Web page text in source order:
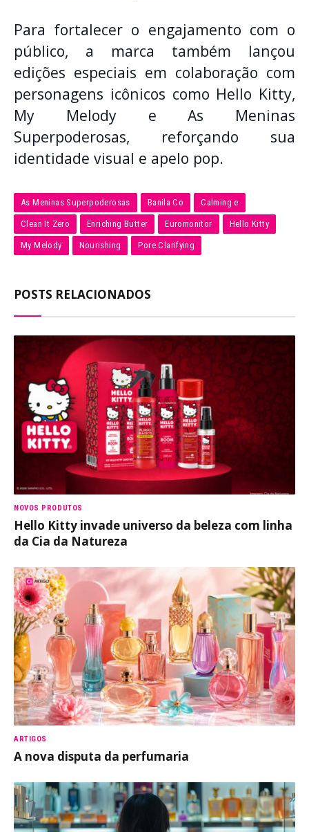
Para fortalecer o engajamento com o
público, a marca também lançou
edições especiais em colaboração com
personagens icônicos como Hello Kitty,
My Melody e As Meninas
Superpoderosas, reforçando sua
identidade visual e apelo pop.
As Meninas Superpoderosas Banila Co Calming e
Clean It Zero Enriching Butter Euromonitor Hello Kitty
My Melody Nourishing Pore Clarifying
POSTS RELACIONADOS
NOVOS PRODUTOS
Hello Kitty invade universo da beleza com linha
da Cia da Natureza
ARTIGOS
A nova disputa da perfumaria